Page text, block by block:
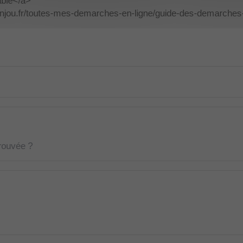
toutes-mes-demarches-en-ligne/guide-des-
?